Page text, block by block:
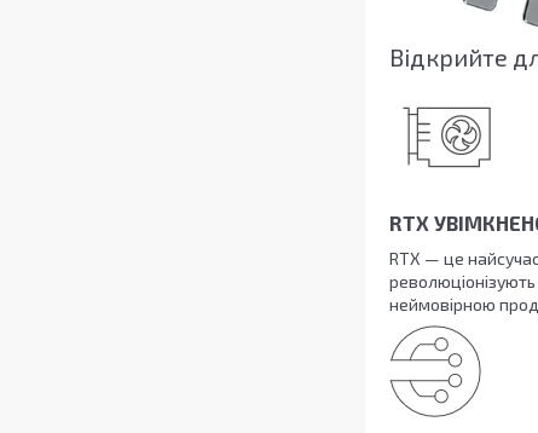
Відкрийте
RTX
RTX — це
революціонізують
неймовірною